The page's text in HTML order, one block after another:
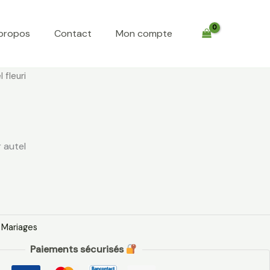
Contact Mon compte
fleuri
autel
Mariages
Paiements sécurisés